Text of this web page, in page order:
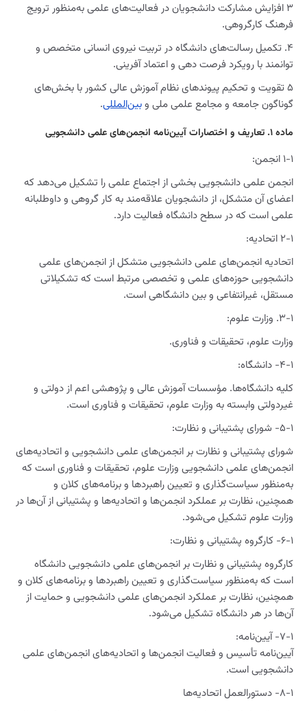
۳ افزایش مشارکت دانشجویان در فعالیت‌های علمی به‌منظور ترویج
فرهنگ کارگروهی.
۴. تکمیل رسالت‌های دانشگاه در تربیت نیروی انسانی متخصص و
توانمند با رویکرد فرصت‌ دهی و اعتماد آفرینی.
۵ تقویت و تحکیم پیوندهای نظام آموزش عالی کشور با بخش‌های
گوناگون جامعه و مجامع علمی ملی وبین‌المللی.
ماده ۱. تعاریف و اختصارات آیین‌نامه انجمن‌های علمی دانشجویی
۱-۱ انجمن:
انجمن علمی دانشجویی بخشی از اجتماع علمی را تشکیل می‌دهد که
اعضای آن متشکل، از دانشجویان علاقه‌مند به کار گروهی و داوطلبانه
علمی است که در سطح دانشگاه فعالیت دارد.
۲-۱ اتحادیه:
اتحادیه انجمن‌های علمی دانشجویی متشکل از انجمن‌های علمی
دانشجویی حوزه‌های علمی و تخصصی مرتبط است که تشکیلاتی
مستقل، غیرانتفاعی و بین دانشگاهی است.
۳-۱. وزارت علوم:
وزارت علوم، تحقیقات و فناوری.
۴-۱- دانشگاه:
کلیه دانشگاه‌ها. مؤسسات آموزش عالی و پژوهشی اعم از دولتی و
غیردولتی وابسته به وزارت علوم، تحقیقات و فناوری است.
۵-۱- شورای پشتیبانی و نظارت:
شورای پشتیبانی و نظارت بر انجمن‌های علمی دانشجویی و اتحادیه‌های
انجمن‌های علمی دانشجویی وزارت علوم، تحقیقات و فناوری است که
به‌منظور سیاست‌گذاری و تعیین راهبردها و برنامه‌های کلان و
همچنین، نظارت بر عملکرد انجمن‌ها و اتحادیه‌ها و پشتیبانی از آن‌ها در
وزارت علوم تشکیل می‌شود.
۶-۱- کارگروه پشتیبانی و نظارت:
کارگروه پشتیبانی و نظارت بر انجمن‌های علمی دانشجویی دانشگاه
است که به‌منظور سیاست‌گذاری و تعیین راهبردها و برنامه‌های کلان و
همچنین، نظارت بر عملکرد انجمن‌های علمی دانشجویی و حمایت از
آن‌ها در هر دانشگاه تشکیل می‌شود.
۷-۱- آیین‌نامه:
آیین‌نامه تأسیس و فعالیت انجمن‌ها و اتحادیه‌های انجمن‌های علمی
دانشجویی است.
۸-۱- دستورالعمل اتحادیه‌ها